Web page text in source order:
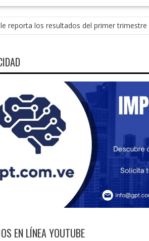
reporta los resultados del primer trimestre
EN LÍNEA YOUTUBE